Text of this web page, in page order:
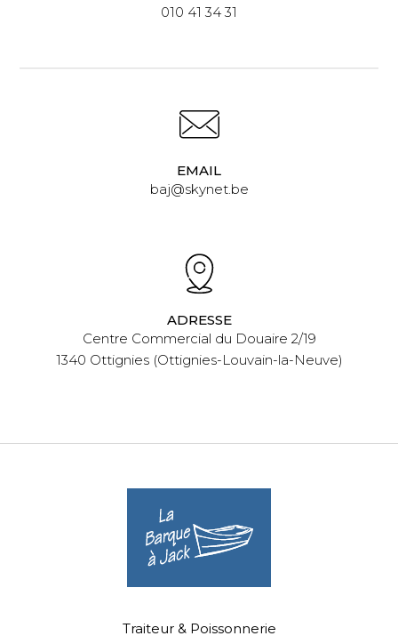
010 41 34 31
EMAIL
baj@skynet.be
ADRESSE
Centre Commercial du Douaire 2/19
1340 Ottignies (Ottignies-Louvain-la-Neuve)
Traiteur & Poissonnerie